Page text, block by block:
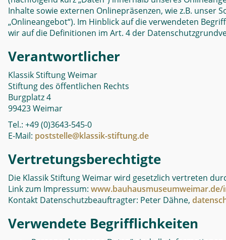
Inhalte sowie externen Onlinepräsenzen, wie z.B. unser
„Onlineangebot“). Im Hinblick auf die verwendeten
wir auf die Definitionen im Art. 4 der
Verantwortlicher
Klassik Stiftung Weimar
Stiftung des öffentlichen Rechts
Burgplatz 4
99423 Weimar
Tel.: +49 (0)3643-545-0
E-Mail: poststelle@klassik-stiftung.de
Vertretungsberechtigte
Die Klassik Stiftung Weimar wird gesetzlich vertreten
Link zum Impressum:
Kontakt Datenschutzbeauftragter: Peter Dähne,
Verwendete Begrifflichkeiten